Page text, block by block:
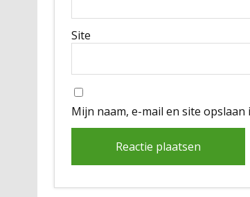
Site
Mijn naam, e-mail en site
Alternative: